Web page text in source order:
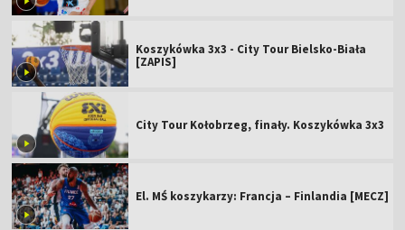
Koszykówka 3x3 - City Tour Bielsko-Biała
[ZAPIS]
City Tour Kołobrzeg, finały. Koszykówka 3x3
El. MŚ koszykarzy: Francja – Finlandia [MECZ]